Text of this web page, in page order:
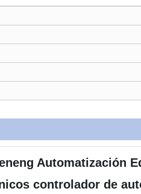
Automatización
controlador de